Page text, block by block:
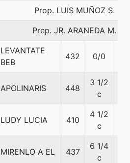
Prop. LUIS MUÑOZ S.
Prep. JR. ARANEDA M.
LEVANTATE
BEB
432 0/0
APOLINARIS 448
3 1/2
c
LUDY LUCIA 410
4 1/2
c
MIRENLO A EL 437
6 1/4
c